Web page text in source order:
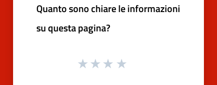
Quanto sono chiare le informazioni
su questa pagina?